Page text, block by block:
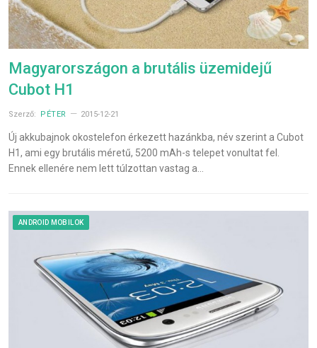
Magyarországon a brutális üzemidejű
Cubot H1
Szerző: PÉTER 2015-12-21
Új akkubajnok okostelefon érkezett hazánkba, név szerint a Cubot
H1, ami egy brutális méretű, 5200 mAh-s telepet vonultat fel.
Ennek ellenére nem lett túlzottan vastag a…
ANDROID MOBILOK